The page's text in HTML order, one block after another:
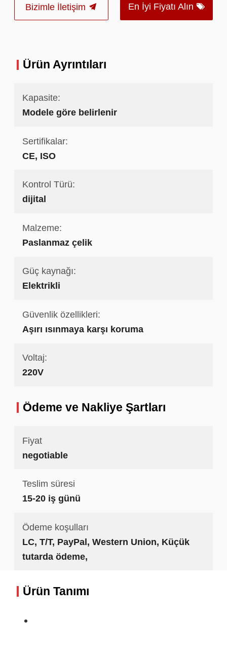
Bizimle İletişim En İyi Fiyatı Alın
Ürün Ayrıntıları
Kapasite:
Modele göre belirlenir
Sertifikalar:
CE, ISO
Kontrol Türü:
dijital
Malzeme:
Paslanmaz çelik
Güç kaynağı:
Elektrikli
Güvenlik özellikleri:
Aşırı ısınmaya karşı koruma
Voltaj:
220V
Ödeme ve Nakliye Şartları
Fiyat
negotiable
Teslim süresi
15-20 iş günü
Ödeme koşulları
LC, T/T, PayPal, Western Union, Küçük
tutarda ödeme,
Ürün Tanımı